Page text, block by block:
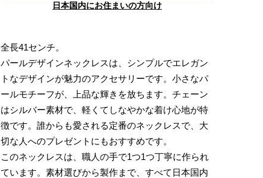
日本国内にお住まいの方向け
全長41センチ。
パールデザインネックレスは、シンプルでエレガン
トなデザインが魅力のアクセサリーです。小さなパ
ールモチーフが、上品な輝きを放ちます。チェーン
はシルバー素材で、軽くてしなやかな着け心地が特
徴です。誰からも愛される定番のネックレスで、大
切な人へのプレゼントにもおすすめです。
このネックレスは、職人の手で1つ1つ丁寧に作られ
ています。素材選びから製作まで、すべて日本国内